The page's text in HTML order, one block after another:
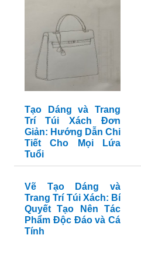
Tạo Dáng và Trang
Trí Túi Xách Đơn
Giản: Hướng Dẫn Chi
Tiết Cho Mọi Lứa
Tuổi
Vẽ Tạo Dáng và
Trang Trí Túi Xách: Bí
Quyết Tạo Nên Tác
Phẩm Độc Đáo và Cá
Tính